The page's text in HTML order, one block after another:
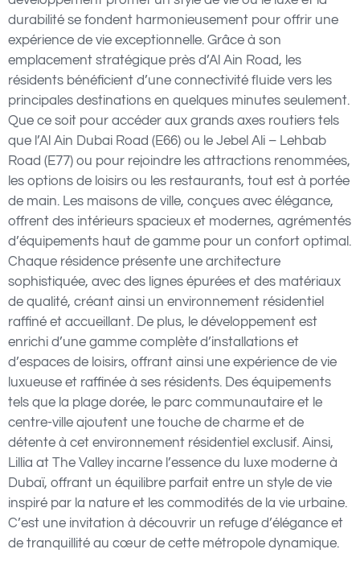
durabilité se fondent harmonieusement pour offrir une
expérience de vie exceptionnelle. Grâce à son
emplacement stratégique près d’Al Ain Road, les
résidents bénéficient d’une connectivité fluide vers les
principales destinations en quelques minutes seulement.
Que ce soit pour accéder aux grands axes routiers tels
que l’Al Ain Dubai Road (E66) ou le Jebel Ali – Lehbab
Road (E77) ou pour rejoindre les attractions renommées,
les options de loisirs ou les restaurants, tout est à portée
de main. Les maisons de ville, conçues avec élégance,
offrent des intérieurs spacieux et modernes, agrémentés
d’équipements haut de gamme pour un confort optimal.
Chaque résidence présente une architecture
sophistiquée, avec des lignes épurées et des matériaux
de qualité, créant ainsi un environnement résidentiel
raffiné et accueillant. De plus, le développement est
enrichi d’une gamme complète d’installations et
d’espaces de loisirs, offrant ainsi une expérience de vie
luxueuse et raffinée à ses résidents. Des équipements
tels que la plage dorée, le parc communautaire et le
centre-ville ajoutent une touche de charme et de
détente à cet environnement résidentiel exclusif. Ainsi,
Lillia at The Valley incarne l’essence du luxe moderne à
Dubaï, offrant un équilibre parfait entre un style de vie
inspiré par la nature et les commodités de la vie urbaine.
C’est une invitation à découvrir un refuge d’élégance et
de tranquillité au cœur de cette métropole dynamique.